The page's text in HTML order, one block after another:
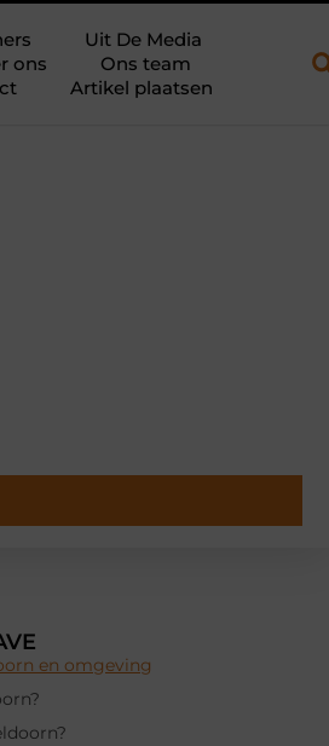
Uit De Media
ons
Ons team
Artikel plaatsen
en omgeving